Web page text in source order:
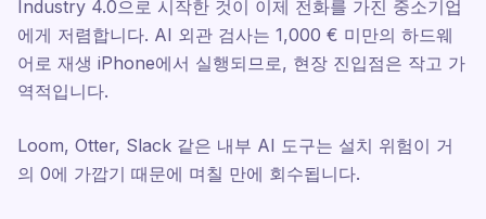
Industry 4.0으로 시작한 것이 이제 전화를 가진 중소기업
에게 저렴합니다. AI 외관 검사는 1,000 € 미만의 하드웨
어로 재생 iPhone에서 실행되므로, 현장 진입점은 작고 가
역적입니다.
Loom, Otter, Slack 같은 내부 AI 도구는 설치 위험이 거
의 0에 가깝기 때문에 며칠 만에 회수됩니다.